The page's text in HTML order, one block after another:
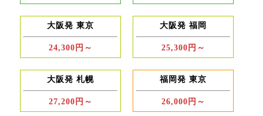
大阪発 東京
24,300円～
大阪発 福岡
25,300円～
大阪発 札幌
27,200円～
福岡発 東京
26,000円～